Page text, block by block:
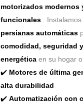
motorizados modernos
funcionales. Instalamos
persianas automáticas
comodidad, seguridad
energéticaen su hogar o
✔️ Motores de última
alta durabilidad
✔️ Automatización con